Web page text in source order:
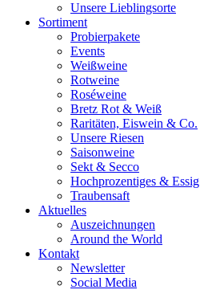
Unsere Lieblingsorte
Sortiment
Probierpakete
Events
Weißweine
Rotweine
Roséweine
Bretz Rot & Weiß
Raritäten, Eiswein & Co.
Unsere Riesen
Saisonweine
Sekt & Secco
Hochprozentiges & Essig
Traubensaft
Aktuelles
Auszeichnungen
Around the World
Kontakt
Newsletter
Social Media